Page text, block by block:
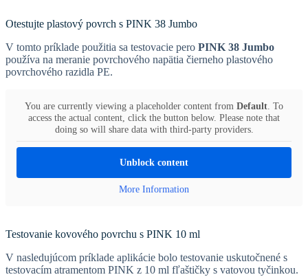
Otestujte plastový povrch s PINK 38 Jumbo
V tomto príklade použitia sa testovacie pero PINK 38 Jumbo
používa na meranie povrchového napätia čierneho plastového
povrchového razidla PE.
You are currently viewing a placeholder content from Default . To
access the actual content, click the button below. Please note that
doing so will share data with third-party providers.
Unblock content
More Information
Testovanie kovového povrchu s PINK 10 ml
V nasledujúcom príklade aplikácie bolo testovanie uskutočnené s
testovacím atramentom PINK z 10 ml fľaštičky s vatovou tyčinkou.